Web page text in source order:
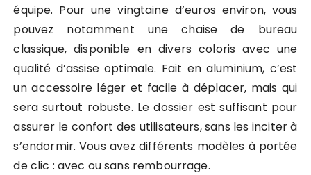
équipe. Pour une vingtaine d’euros environ, vous
pouvez notamment une chaise de bureau
classique, disponible en divers coloris avec une
qualité d’assise optimale. Fait en aluminium, c’est
un accessoire léger et facile à déplacer, mais qui
sera surtout robuste. Le dossier est suffisant pour
assurer le confort des utilisateurs, sans les inciter à
s’endormir. Vous avez différents modèles à portée
de clic : avec ou sans rembourrage.